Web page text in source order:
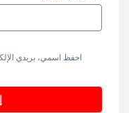
احفظ اسمي، بريدي